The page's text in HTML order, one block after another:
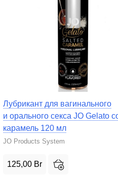
Лубрикант для вагинального
и орального секса JO Gelato
карамель 120 мл
JO Products System
125,00 Br